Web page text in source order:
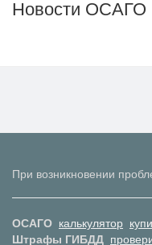
Новости ОСАГО
При возникновении
ОСАГО калькулятор
Штрафы ГИБДД